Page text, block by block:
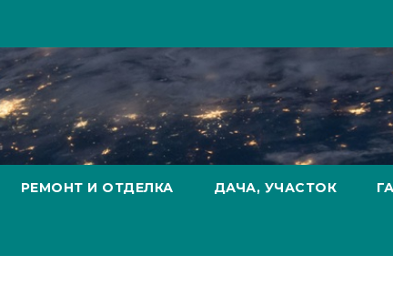
РЕМОНТ И ОТДЕЛКА ДАЧА, УЧАСТОК